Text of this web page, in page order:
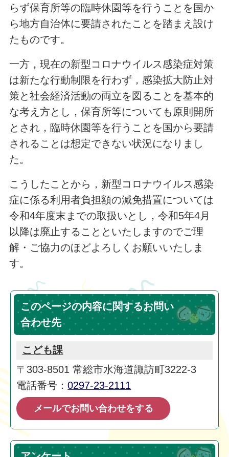
らず保育所等の臨時休園等を行うことを国か
ら地方自治体に要請されたことを踏まえ設け
たものです。
一方，現在の新型コロナウイルス感染症対策
は新たな行動制限を行わず，感染拡大防止対
策と社会経済活動の両立を図ることを基本的
な考え方とし，保育所等についても原則開所
とされ，臨時休園等を行うことを国から要請
されることは想定できない状況になりまし
た。
こうしたことから，新型コロナウイルス感染
症に係る利用者負担額の減免措置については
令和4年度末までの取扱いとし，令和5年4月
以降は廃止することといたしますのでご理
解・ご協力のほどよろしくお願いいたしま
す。
このページの内容に関するお問い
合わせ先
こども課
〒303-8501 常総市水海道諏訪町3222-3
電話番号：0297-23-2111
メールでお問い合わせをする